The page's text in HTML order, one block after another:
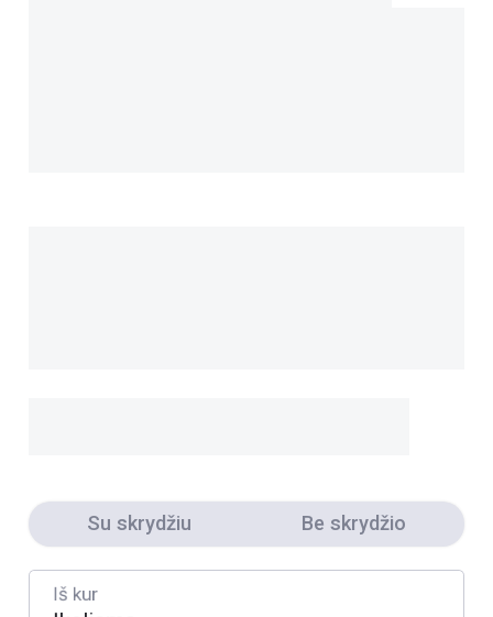
Su skrydžiu Be skrydžio
Iš kur